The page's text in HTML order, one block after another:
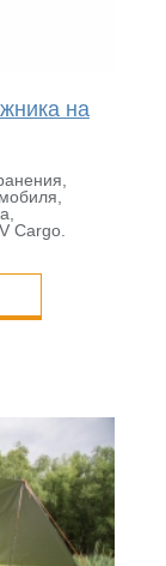
на
Cargo.